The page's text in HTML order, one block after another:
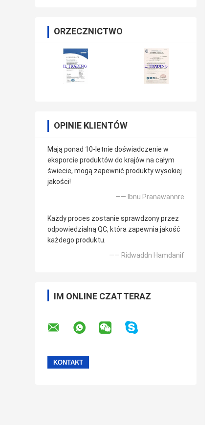
ORZECZNICTWO
OPINIE KLIENTÓW
Mają ponad 10-letnie doświadczenie w
eksporcie produktów do krajów na całym
świecie, mogą zapewnić produkty wysokiej
jakości!
—— Ibnu Pranawannre
Każdy proces zostanie sprawdzony przez
odpowiedzialną QC, która zapewnia jakość
każdego produktu.
—— Ridwaddn Hamdanif
IM ONLINE CZAT TERAZ